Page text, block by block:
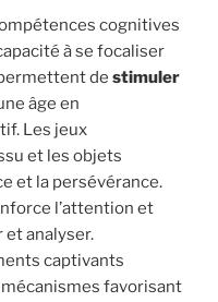
cognitives
à se focaliser
de stimuler
âge en
Les jeux
et les objets
et la persévérance.
l’attention et
et analyser.
captivants
favorisant